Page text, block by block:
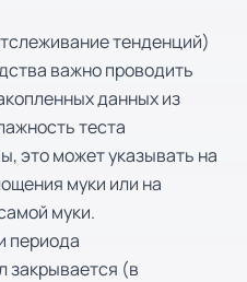
тенденций)
важно проводить
данных из
теста
это может указывать на
муки или на
муки.
периода
закрывается (в